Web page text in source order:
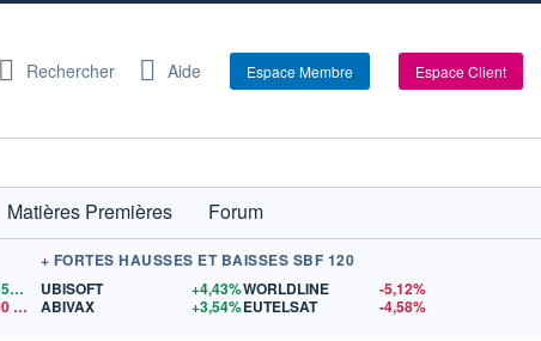
Rechercher Aide Espace Membre Espace Client
Matières Premières
Forum
1,1559$US
+ FORTES HAUSSES ET BAISSES SBF 120
UBISOFT
+4,43%
ABIVAX
+3,54%
WORLDLINE
-5,12%
EUTELSAT
-4,58%